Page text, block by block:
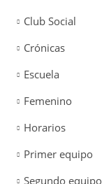
Club Social
Crónicas
Escuela
Femenino
Horarios
Primer equipo
Segundo equipo